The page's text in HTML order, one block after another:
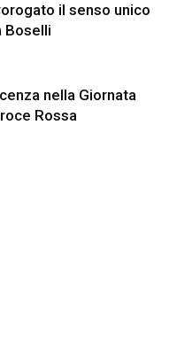
il senso unico
Boselli
nella Giornata
Rossa